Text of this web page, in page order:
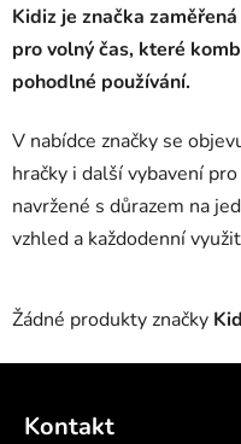
Kidiz je značka
pro volný čas, které
pohodlné používání.
V nabídce značky se
hračky i další vybavení
navržené s důrazem na
vzhled a každodenní
Žádné produkty značky
Kontakt